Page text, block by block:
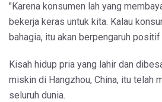
"Karena konsumen lah yang
bekerja keras untuk kita. Kalau
bahagia, itu akan berpengaruh
Kisah hidup pria yang lahir dan
miskin di Hangzhou, China, itu telah
seluruh dunia.